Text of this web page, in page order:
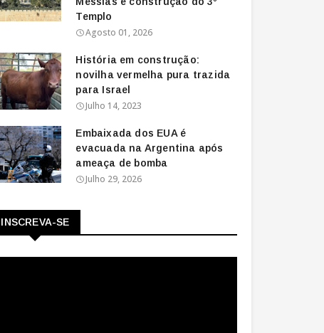
Templo
Agosto 01, 2026
História em construção:
novilha vermelha pura trazida
para Israel
Julho 14, 2023
Embaixada dos EUA é
evacuada na Argentina após
ameaça de bomba
Julho 29, 2026
INSCREVA-SE